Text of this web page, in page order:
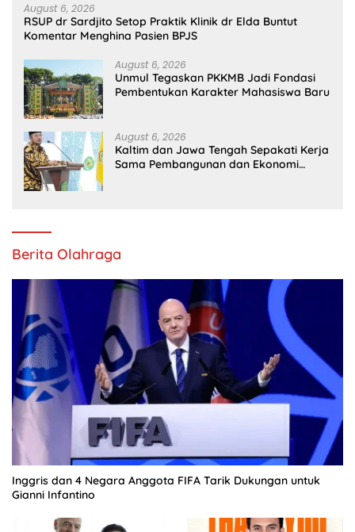
August 6, 2026
RSUP dr Sardjito Setop Praktik Klinik dr Elda Buntut
Komentar Menghina Pasien BPJS
August 6, 2026
Unmul Tegaskan PKKMB Jadi Fondasi
Pembentukan Karakter Mahasiswa Baru
August 6, 2026
Kaltim dan Jawa Tengah Sepakati Kerja
Sama Pembangunan dan Ekonomi
Berita Olahraga
Inggris dan 4 Negara Anggota FIFA Tarik Dukungan untuk
Gianni Infantino